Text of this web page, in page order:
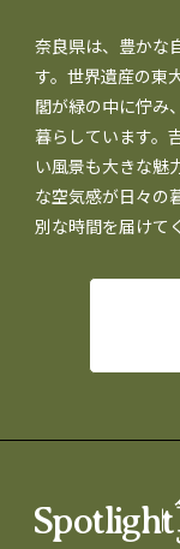
奈良県は、豊かな
す。世界遺産の東
閣が緑の中に佇み
暮らしています。
い風景も大きな魅
な空気感が日々の
別な時間を届けて
Spotlight